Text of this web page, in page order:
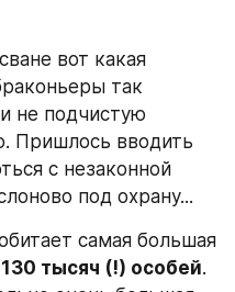
вот какая
так
не подчистую
Пришлось вводить
с незаконной
под охрану...
самая большая
130 тысяч (!) особей.